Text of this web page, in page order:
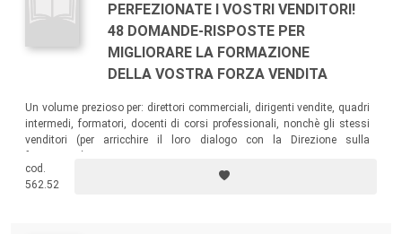
PERFEZIONATE I VOSTRI VENDITORI!
48 DOMANDE-RISPOSTE PER
MIGLIORARE LA FORMAZIONE
DELLA VOSTRA FORZA VENDITA
Un volume prezioso per: direttori commerciali, dirigenti vendite, quadri
intermedi, formatori, docenti di corsi professionali, nonchè gli stessi
venditori (per arricchire il loro dialogo con la Direzione sulla
cod.
562.52